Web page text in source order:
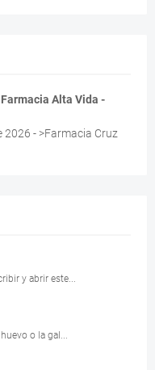
Farmacia Alta Vida -
- >Farmacia Cruz
y abrir este...
o la gal...